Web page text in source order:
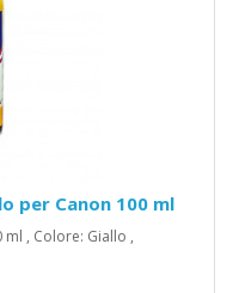
per Canon 100 ml
, Colore: Giallo ,